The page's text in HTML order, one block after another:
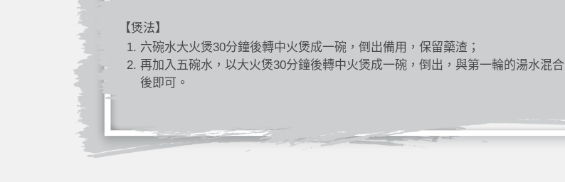
【煲法】
六碗水大火煲30分鐘後轉中火煲成一碗，倒出備用，保留藥渣；
再加入五碗水，以大火煲30分鐘後轉中火煲成一碗，倒出，與第一輪的湯水混合
後即可。